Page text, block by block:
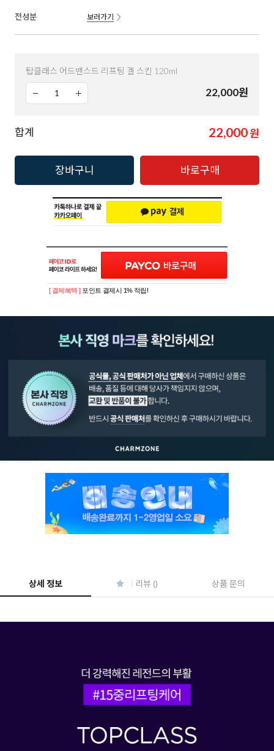
전성분 보러가기
탑클래스 어드밴스드 리프팅 겔 스킨 120ml
22,000원
합계 22,000원
장바구니 바로구매
[ 결제혜택 ] 포인트 결제시 1% 적립!
상세 정보 리뷰 () 상품 문의